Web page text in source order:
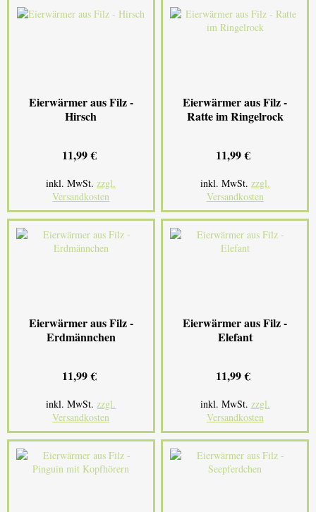
Eierwärmer aus Filz -
Hirsch
11,99 €
inkl. MwSt.zzgl.
Versandkosten
Eierwärmer aus Filz -
Ratte im Ringelrock
11,99 €
inkl. MwSt. zzgl.
Versandkosten
Eierwärmer aus Filz -
Erdmännchen
11,99 €
inkl. MwSt.zzgl.
Versandkosten
Eierwärmer aus Filz -
Elefant
11,99 €
inkl. MwSt. zzgl.
Versandkosten